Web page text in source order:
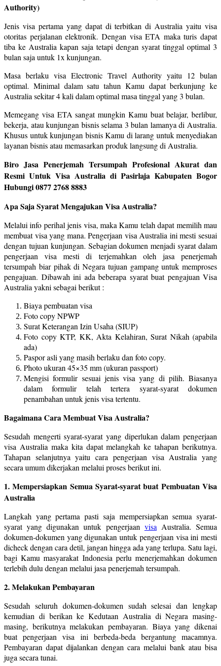
Authority)
Jenis visa pertama yang dapat di terbitkan di Australia yaitu visa
otoritas perjalanan elektronik. Dengan visa ETA maka turis dapat
tiba ke Australia kapan saja tetapi dengan syarat tinggal optimal 3
bulan saja untuk 1x kunjungan.
Masa berlaku visa Electronic Travel Authority yaitu 12 bulan
optimal. Minimal dalam satu tahun Kamu dapat berkunjung ke
Australia sekitar 4 kali dalam optimal masa tinggal yang 3 bulan.
Memegang visa ETA sangat mungkin Kamu buat belajar, berlibur,
bekerja, atau kunjungan bisnis selama 3 bulan lamanya di Australia.
Khusus untuk kunjungan bisnis Kamu di larang untuk menyediakan
layanan bisnis atau memasarkan produk langsung di Australia.
Biro Jasa Penerjemah Tersumpah Profesional Akurat dan
Resmi Untuk Visa Australia di Pasirlaja Kabupaten Bogor
Hubungi 0877 2768 8883
Apa Saja Syarat Mengajukan Visa Australia?
Melalui info perihal jenis visa, maka Kamu telah dapat memilih mau
membuat visa yang mana. Pengerjaan visa Australia ini mesti sesuai
dengan tujuan kunjungan. Sebagian dokumen menjadi syarat dalam
pengerjaan visa mesti di terjemahkan oleh jasa penerjemah
tersumpah biar pihak di Negara tujuan gampang untuk memproses
pengajuan. Dibawah ini ada beberapa syarat buat pengajuan Visa
Australia yakni sebagai berikut :
Biaya pembuatan visa
Foto copy NPWP
Surat Keterangan Izin Usaha (SIUP)
Foto copy KTP, KK, Akta Kelahiran, Surat Nikah (apabila
ada)
Paspor asli yang masih berlaku dan foto copy.
Photo ukuran 45×35 mm (ukuran passport)
Mengisi formulir sesuai jenis visa yang di pilih. Biasanya
dalam formulir telah tertera syarat-syarat dokumen
penambahan untuk jenis visa tertentu.
Bagaimana Cara Membuat Visa Australia?
Sesudah mengerti syarat-syarat yang diperlukan dalam pengerjaan
visa Australia maka kita dapat melangkah ke tahapan berikutnya.
Tahapan selanjutnya yaitu cara pengerjaan visa Australia yang
secara umum dikerjakan melalui proses berikut ini.
1. Mempersiapkan Semua Syarat-syarat buat Pembuatan Visa
Australia
Langkah yang pertama pasti saja mempersiapkan semua syarat-
syarat yang digunakan untuk pengerjaan visa Australia. Semua
dokumen-dokumen yang digunakan untuk pengerjaan visa ini mesti
dicheck dengan cara detil, jangan hingga ada yang terlupa. Satu lagi,
bagi Kamu masyarakat Indonesia perlu menerjemahkan dokumen
terlebih dulu dengan melalui jasa penerjemah tersumpah.
2. Melakukan Pembayaran
Sesudah seluruh dokumen-dokumen sudah selesai dan lengkap
kemudian di berikan ke Kedutaan Australia di Negara masing-
masing, berikutnya melakukan pembayaran. Biaya yang dikenai
buat pengerjaan visa ini berbeda-beda bergantung macamnya.
Pembayaran dapat dijalankan dengan cara melalui bank atau bisa
juga secara tunai.